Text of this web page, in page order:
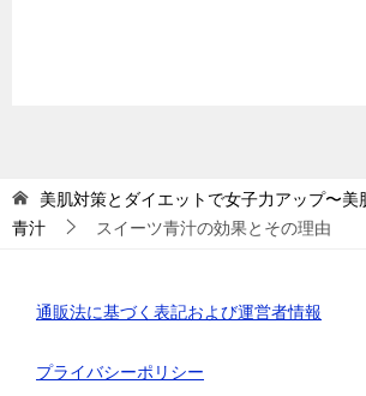
美肌対策とダイエットで女子力アップ〜美
青汁
スイーツ青汁の効果とその理由
通販法に基づく表記および運営者情報
プライバシーポリシー